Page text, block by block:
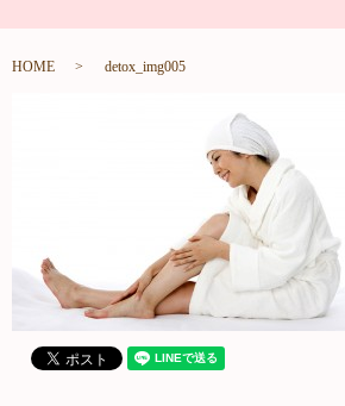
HOME detox_img005